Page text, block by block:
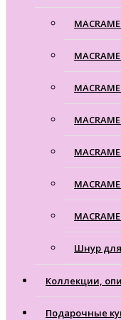
Шнур для
Коллекции,
Подарочные